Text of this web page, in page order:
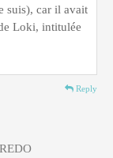
suis), car il avait
Loki, intitulée
Reply